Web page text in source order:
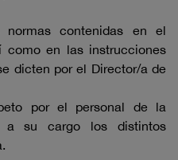
contenidas en el
como en las instrucciones
dicten por el Director/a de
por el personal de la
a su cargo los distintos